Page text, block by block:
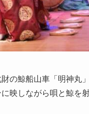
の鯨船山車「明神丸
映しながら唄と鯨を射